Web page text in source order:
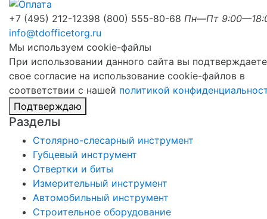
+7 (495) 212-12398 (800) 555-80-68 Пн—Пт
info@tdofficetorg.ru
Мы используем cookie-файлы
При использовании данного сайта вы подтверждаете
свое согласие на использование cookie-файлов в
соответствии с нашей политикой
Подтверждаю
Разделы
Столярно-слесарный инструмент
Губцевый инструмент
Отвертки и биты
Измерительный инструмент
Автомобильный инструмент
Строительное оборудование